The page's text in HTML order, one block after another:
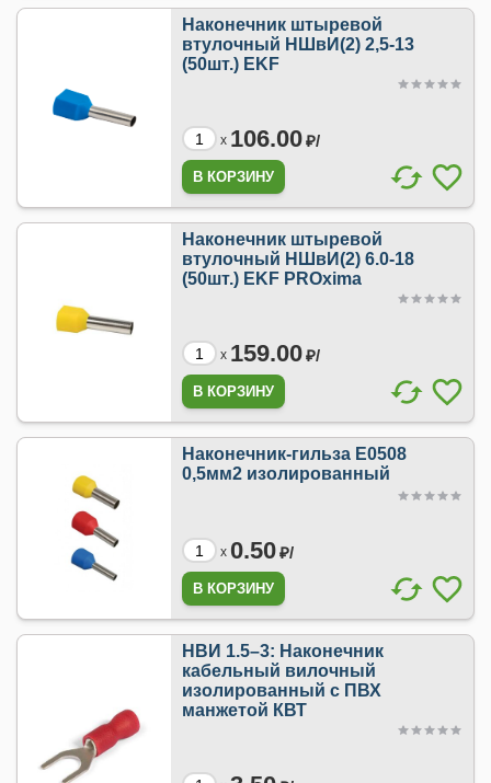
Наконечник штыревой
втулочный НШвИ(2) 2,5-13
(50шт.) EKF
x 106.00₽/
Наконечник штыревой
втулочный НШвИ(2) 6.0-18
(50шт.) EKF PROxima
x 159.00₽/
Наконечник-гильза Е0508
0,5мм2 изолированный
x 0.50₽/
НВИ 1.5–3: Наконечник
кабельный вилочный
изолированный с ПВХ
манжетой КВТ